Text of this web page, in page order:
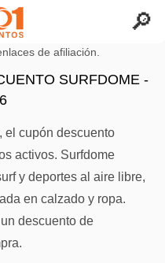
de afiliación.
SURFDOME -
el cupón descuento
activos. Surfdome
y deportes al aire libre,
en calzado y ropa.
descuento de